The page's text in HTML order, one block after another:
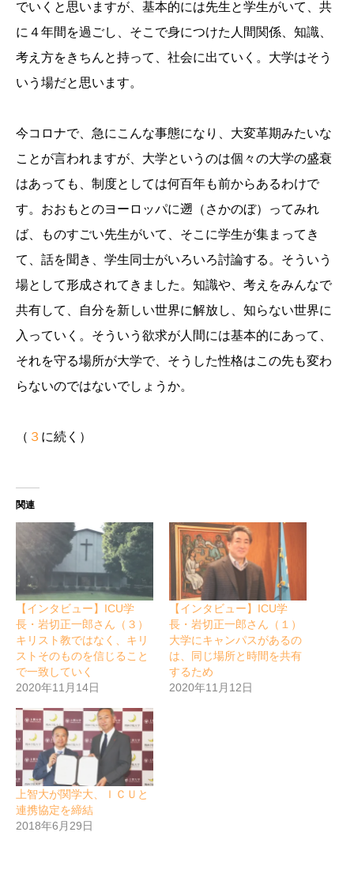
でいくと思いますが、基本的には先生と学生がいて、共
に４年間を過ごし、そこで身につけた人間関係、知識、
考え方をきちんと持って、社会に出ていく。大学はそう
いう場だと思います。
今コロナで、急にこんな事態になり、大変革期みたいな
ことが言われますが、大学というのは個々の大学の盛衰
はあっても、制度としては何百年も前からあるわけで
す。おおもとのヨーロッパに遡（さかのぼ）ってみれ
ば、ものすごい先生がいて、そこに学生が集まってき
て、話を聞き、学生同士がいろいろ討論する。そういう
場として形成されてきました。知識や、考えをみんなで
共有して、自分を新しい世界に解放し、知らない世界に
入っていく。そういう欲求が人間には基本的にあって、
それを守る場所が大学で、そうした性格はこの先も変わ
らないのではないでしょうか。
（ ３ に続く）
関連
【インタビュー】ICU学
長・岩切正一郎さん（３）
キリスト教ではなく、キリ
ストそのものを信じること
で一致していく
2020年11月14日
【インタビュー】ICU学
長・岩切正一郎さん（１）
大学にキャンパスがあるの
は、同じ場所と時間を共有
するため
2020年11月12日
上智大が関学大、ＩＣＵと
連携協定を締結
2018年6月29日